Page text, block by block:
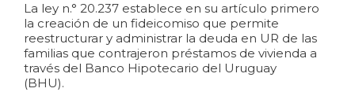
La ley n.° 20.237 establece en su artículo primero
la creación de un fideicomiso que permite
reestructurar y administrar la deuda en UR de las
familias que contrajeron préstamos de vivienda a
través del Banco Hipotecario del Uruguay
(BHU).